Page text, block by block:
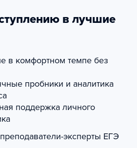
в лучшие
в комфортном темпе без
пробники и аналитика
поддержка личного
эксперты ЕГЭ